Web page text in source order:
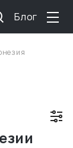
Блог